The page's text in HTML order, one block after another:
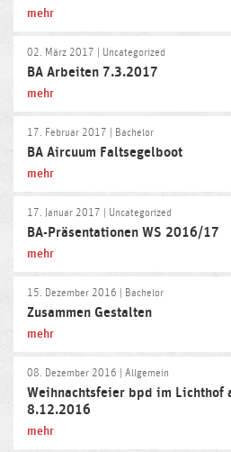
mehr
02. März 2017 | Uncategorized
BA Arbeiten 7.3.2017
mehr
17. Februar 2017 | Bachelor
BA Aircuum Faltsegelboot
mehr
17. Januar 2017 | Uncategorized
BA-Präsentationen WS 2016/17
mehr
15. Dezember 2016 | Bachelor
Zusammen Gestalten
mehr
08. Dezember 2016 | Allgemein
Weihnachtsfeier bpd im Lichthof
8.12.2016
mehr